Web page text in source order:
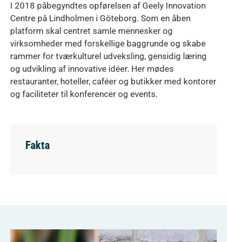
I 2018 påbegyndtes opførelsen af Geely Innovation
Centre på Lindholmen i Göteborg. Som en åben
platform skal centret samle mennesker og
virksomheder med forskellige baggrunde og skabe
rammer for tværkulturel udveksling, gensidig læring
og udvikling af innovative idéer. Her mødes
restauranter, hoteller, caféer og butikker med kontorer
og faciliteter til konferencer og events.
Fakta